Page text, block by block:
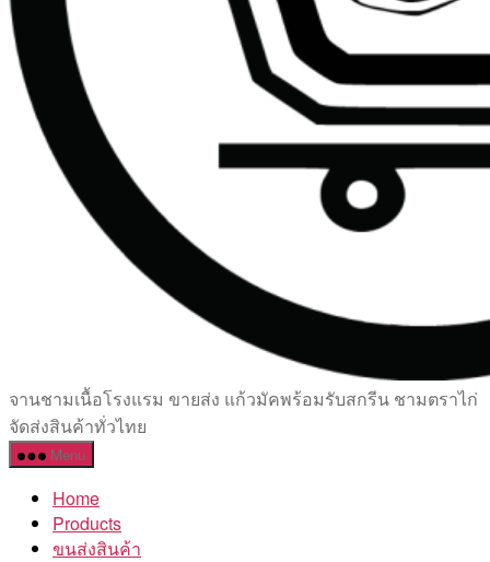
เซรามิค
ครบ
ครัน
โรงงาน
จานชามเนื้อโรงแรม ขายส่ง แก้วมัคพร้อมรับสกรีน ชามตราไก่
จัดส่งสินค้าทั่วไทย
Menu
Home
Products
ขนส่งสินค้า